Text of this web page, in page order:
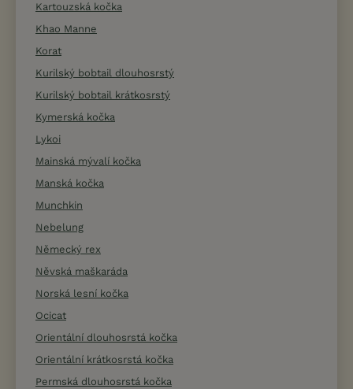
Kartouzská kočka
Khao Manne
Korat
Kurilský bobtail dlouhosrstý
Kurilský bobtail krátkosrstý
Kymerská kočka
Lykoi
Mainská mývalí kočka
Manská kočka
Munchkin
Nebelung
Německý rex
Něvská maškaráda
Norská lesní kočka
Ocicat
Orientální dlouhosrstá kočka
Orientální krátkosrstá kočka
Permská dlouhosrstá kočka